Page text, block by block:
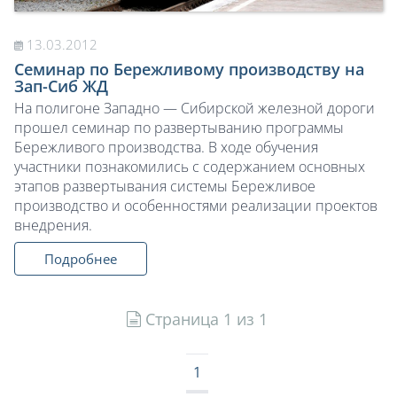
13.03.2012
Семинар по Бережливому производству на
Зап-Сиб ЖД
На полигоне Западно — Сибирской железной дороги
прошел семинар по развертыванию программы
Бережливого производства. В ходе обучения
участники познакомились с содержанием основных
этапов развертывания системы Бережливое
производство и особенностями реализации проектов
внедрения.
Подробнее
Страница 1 из 1
1